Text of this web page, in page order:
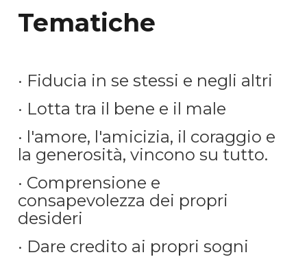
Tematiche
· Fiducia in se stessi e negli altri
· Lotta tra il bene e il male
· l'amore, l'amicizia, il coraggio e
la generosità, vincono su tutto.
· Comprensione e
consapevolezza dei propri
desideri
· Dare credito ai propri sogni